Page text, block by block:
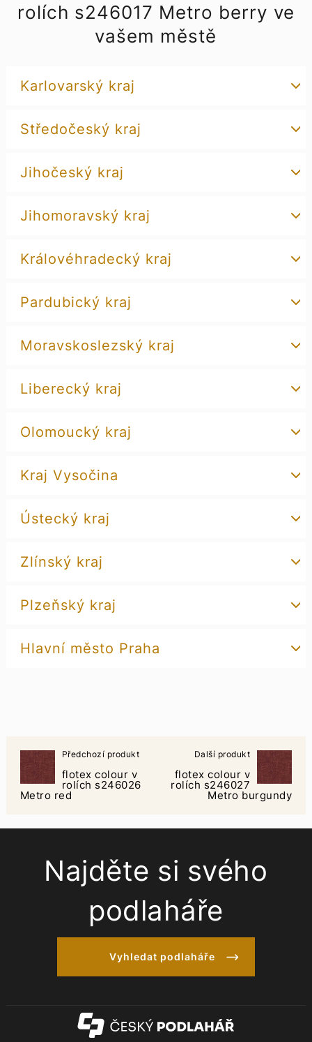
rolích s246017 Metro berry ve
vašem městě
Karlovarský kraj
Středočeský kraj
Jihočeský kraj
Jihomoravský kraj
Královéhradecký kraj
Pardubický kraj
Moravskoslezský kraj
Liberecký kraj
Olomoucký kraj
Kraj Vysočina
Ústecký kraj
Zlínský kraj
Plzeňský kraj
Hlavní město Praha
Předchozí produkt
flotex colour v
rolích s246026
Metro red
Další produkt
flotex colour v
rolích s246027
Metro burgundy
Najděte si svého
podlaháře
Vyhledat podlaháře